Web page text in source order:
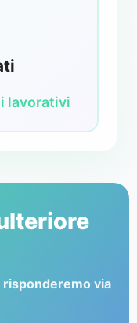
lavorativi
risponderemo via